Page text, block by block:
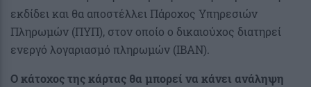
εκδίδει και θα αποστέλλει Πάροχος Υπηρεσιών
Πληρωμών (ΠΥΠ), στον οποίο ο δικαιούχος διατηρεί
ενεργό λογαριασμό πληρωμών (IBAN).
Ο κάτοχος της κάρτας θα μπορεί να κάνει ανάληψη